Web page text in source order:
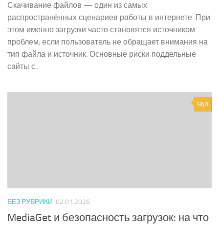
Скачивание файлов — один из самых
распространённых сценариев работы в интернете. При
этом именно загрузки часто становятся источником
проблем, если пользователь не обращает внимания на
тип файла и источник. Основные риски поддельные
сайты с...
0
БЕЗ РУБРИКИ 02.01.2026
MediaGet и безопасность загрузок: на что